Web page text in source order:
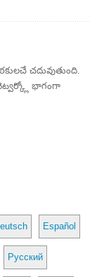
చదువుతుంది.
భాగంగా
Español
Русский